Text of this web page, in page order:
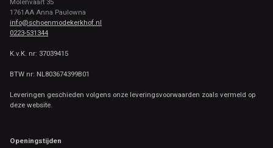
Molenvaart 35
1761AA Anna Paulowna
info@schoenmodekerkhof.nl
0223-531344
K.v.K. nr: 37039415
BTW nr: NL803674399B01
Leveringen geschieden volgens onze leveringsvoorwaarden zoals vermeld op
deze website.
Openingstijden